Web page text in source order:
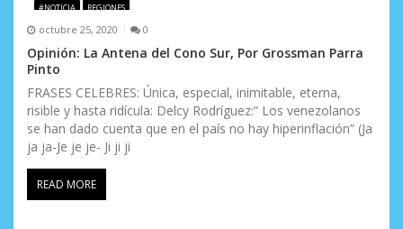
#NOTICIA REGIONES
octubre 25, 2020 0
Opinión: La Antena del Cono Sur, Por Grossman Parra
Pinto
FRASES CELEBRES: Única, especial, inimitable, eterna,
risible y hasta ridícula: Delcy Rodríguez:” Los venezolanos
se han dado cuenta que en el país no hay hiperinflación” (Ja
ja ja-Je je je- Ji ji ji
READ MORE